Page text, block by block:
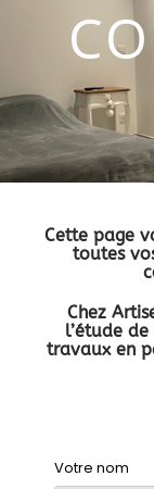
Cette page
toutes
Chez
l’étude
travaux en
Votre nom